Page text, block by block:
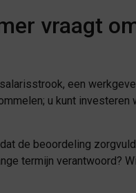
vraagt
een
u kunt
de beoordeling
termijn verantwoord?